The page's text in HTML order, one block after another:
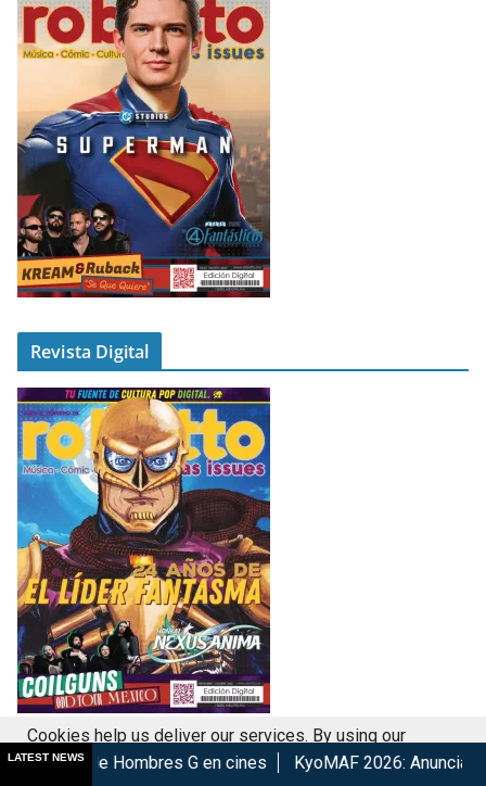
Revista Digital
LATEST NEWSG en cines KyoMAF 2026: Anuncian colaboraciones y
Cookies help us deliver our services. By using our
services, you agree to our use of cookies.
Got it